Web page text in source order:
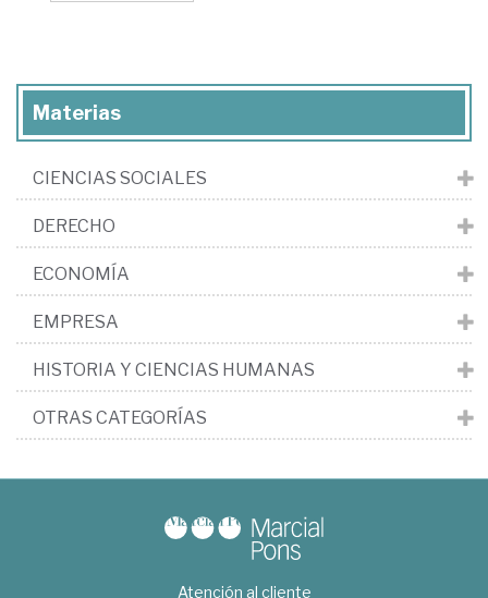
Materias
CIENCIAS SOCIALES
DERECHO
ECONOMÍA
EMPRESA
HISTORIA Y CIENCIAS HUMANAS
OTRAS CATEGORÍAS
Atención al cliente